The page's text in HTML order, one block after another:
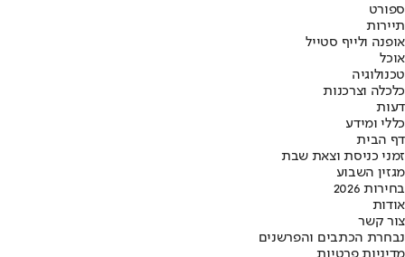
ספורט
תיירות
אופנה ולייף סטייל
אוכל
טכנולוגיה
כלכלה וצרכנות
דעות
כללי ומידע
דף הבית
זמני כניסת וצאת שבת
מגזין השבוע
בחירות 2026
אודות
צור קשר
נבחרת הכתבים והפרשנים